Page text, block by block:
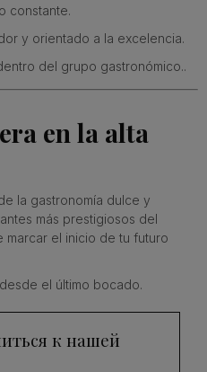
constante.
y orientado a la excelencia.
del grupo gastronómico..
en la alta
la gastronomía dulce y
más prestigiosos del
el inicio de tu futuro
el último bocado.
к нашей